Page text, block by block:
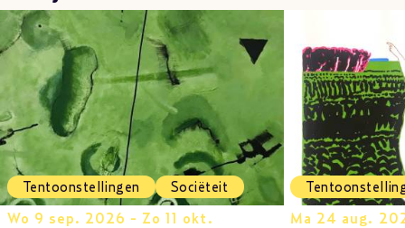
Tentoonstellingen Sociëteit
Wo 9 sep. 2026 - Zo 11 okt. Ma 24 aug.